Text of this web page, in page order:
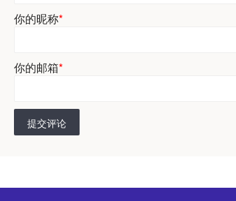
你的昵称*
你的邮箱*
提交评论